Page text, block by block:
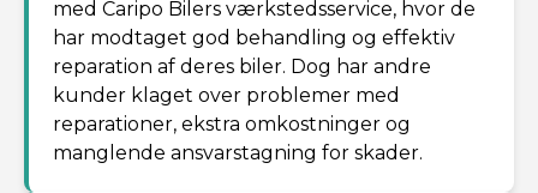
med Caripo Bilers værkstedsservice, hvor de
har modtaget god behandling og effektiv
reparation af deres biler. Dog har andre
kunder klaget over problemer med
reparationer, ekstra omkostninger og
manglende ansvarstagning for skader.